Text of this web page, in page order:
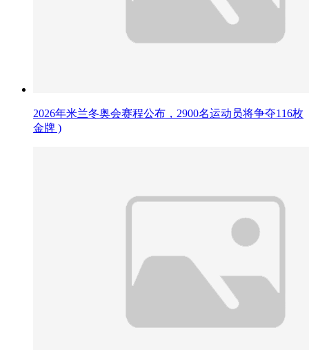
2026年米兰冬奥会赛程公布，2900名运动员将争夺116枚
金牌 )